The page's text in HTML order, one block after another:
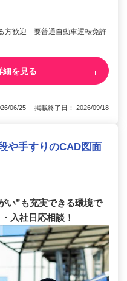
方歓迎 要普通自動車運転免許
細を見る
06/25 掲載終了日： 2026/09/18
や手すりのCAD図面
い”も充実できる環境で
入社日応相談！